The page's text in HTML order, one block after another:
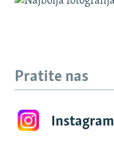
Pratite nas
Instagram